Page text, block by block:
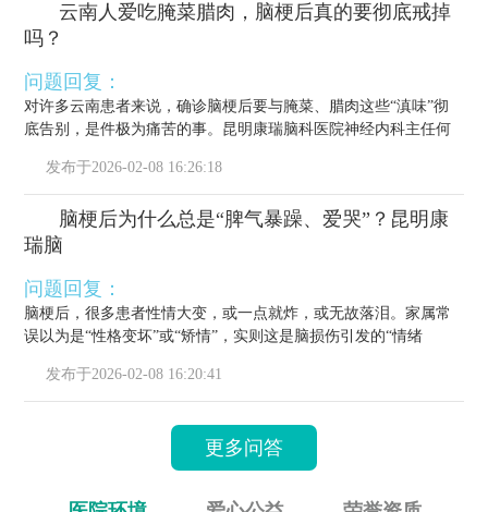
云南人爱吃腌菜腊肉，脑梗后真的要彻底戒掉
吗？
问题回复：
对许多云南患者来说，确诊脑梗后要与腌菜、腊肉这些“滇味”彻
底告别，是件极为痛苦的事。昆明康瑞脑科医院神经内科主任何
发布于2026-02-08 16:26:18
脑梗后为什么总是“脾气暴躁、爱哭”？昆明康
瑞脑
问题回复：
脑梗后，很多患者性情大变，或一点就炸，或无故落泪。家属常
误以为是“性格变坏”或“矫情”，实则这是脑损伤引发的“情绪
发布于2026-02-08 16:20:41
更多问答